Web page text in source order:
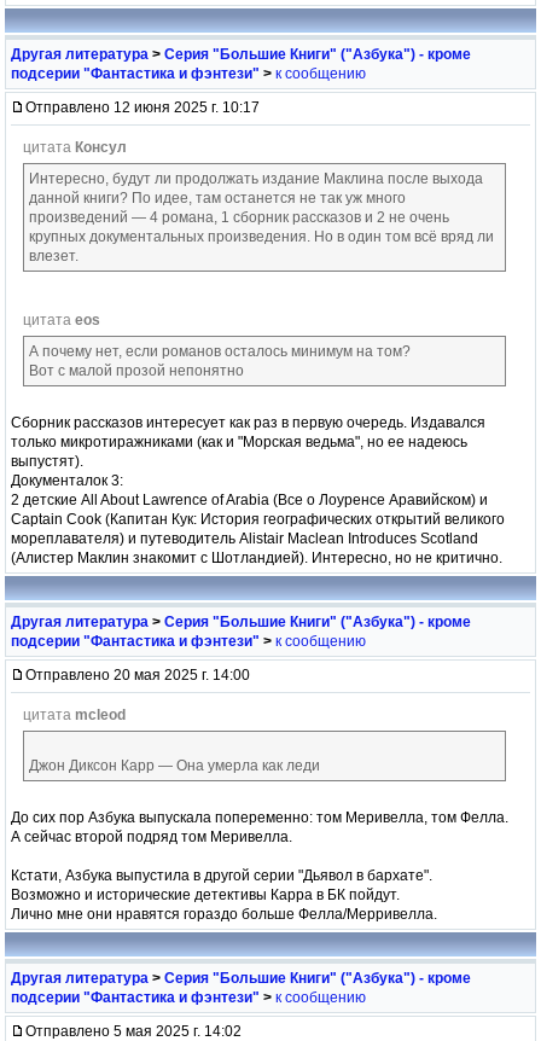
Другая литература > Серия "Большие Книги" ("Азбука") - кроме
подсерии "Фантастика и фэнтези" > к сообщению
Отправлено 12 июня 2025 г. 10:17
цитата Консул
Интересно, будут ли продолжать издание Маклина после выхода
данной книги? По идее, там останется не так уж много
произведений — 4 романа, 1 сборник рассказов и 2 не очень
крупных документальных произведения. Но в один том всё вряд ли
влезет.
цитата eos
А почему нет, если романов осталось минимум на том?
Вот с малой прозой непонятно
Сборник рассказов интересует как раз в первую очередь. Издавался
только микротиражниками (как и "Морская ведьма", но ее надеюсь
выпустят).
Документалок 3:
2 детские All About Lawrence of Arabia (Все о Лоуренсе Аравийском) и
Captain Cook (Капитан Кук: История географических открытий великого
мореплавателя) и путеводитель Alistair Maclean Introduces Scotland
(Алистер Маклин знакомит с Шотландией). Интересно, но не критично.
Другая литература > Серия "Большие Книги" ("Азбука") - кроме
подсерии "Фантастика и фэнтези" > к сообщению
Отправлено 20 мая 2025 г. 14:00
цитата mcleod
Джон Диксон Карр — Она умерла как леди
До сих пор Азбука выпускала попеременно: том Меривелла, том Фелла.
А сейчас второй подряд том Меривелла.
Кстати, Азбука выпустила в другой серии "Дьявол в бархате".
Возможно и исторические детективы Карра в БК пойдут.
Лично мне они нравятся гораздо больше Фелла/Мерривелла.
Другая литература > Серия "Большие Книги" ("Азбука") - кроме
подсерии "Фантастика и фэнтези" > к сообщению
Отправлено 5 мая 2025 г. 14:02